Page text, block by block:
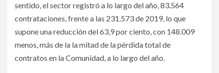
sentido, el sector registró a lo largo del año, 83.564
contrataciones, frente a las 231.573 de 2019, lo que
supone una reducción del 63,9 por ciento, con 148.009
menos, más de la la mitad de la pérdida total de
contratos en la Comunidad, a lo largo del año.